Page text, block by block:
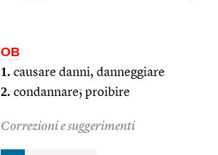
OB
1. causare danni, danneggiare
2. condannare; proibire
Correzioni e suggerimenti